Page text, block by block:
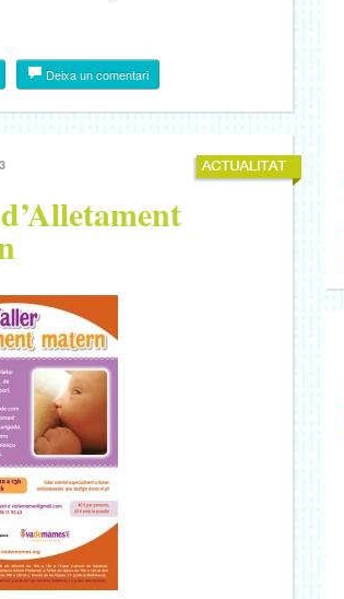
Deixa un comentari